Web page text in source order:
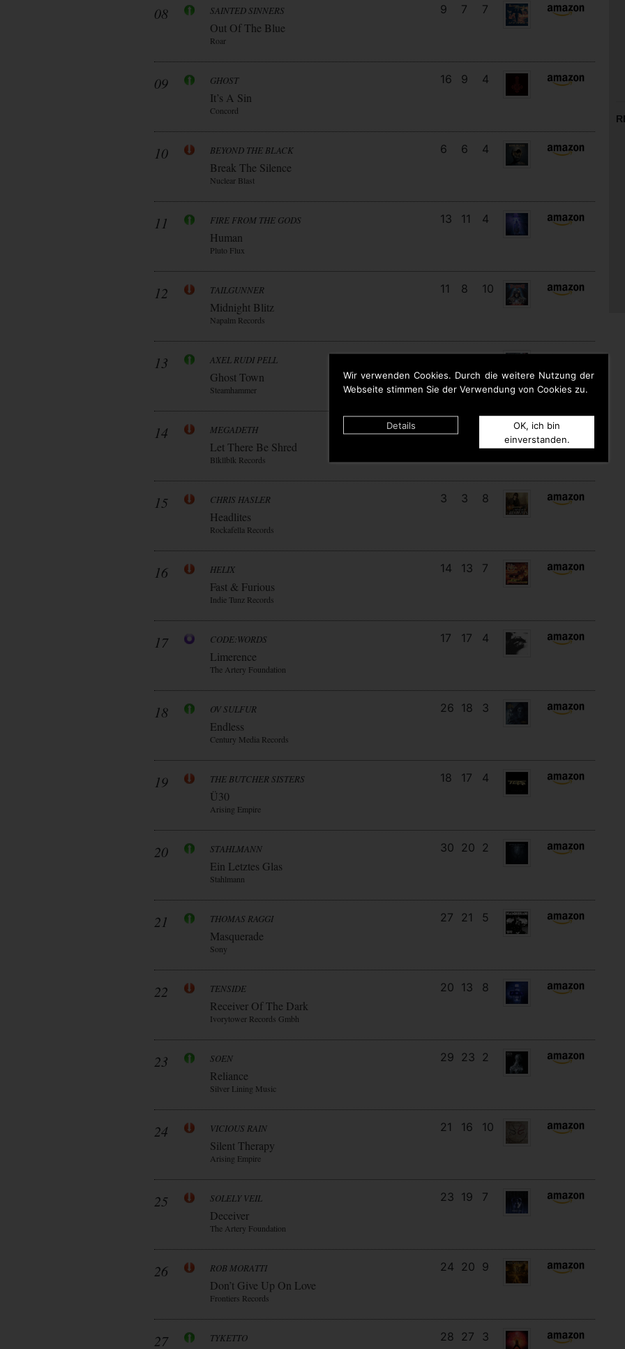
Wir verwenden Cookies. Durch die weitere Nutzung der
Webseite stimmen Sie der Verwendung von Cookies zu.
Details
OK, ich bin
einverstanden.
08 SAINTED SINNERS
Out Of The Blue
Roar
9 7 7
09 GHOST
It’s A Sin
Concord
16 9 4
10 BEYOND THE BLACK
Break The Silence
Nuclear Blast
6 6 4
11 FIRE FROM THE GODS
Human
Pluto Flux
13 11 4
12 TAILGUNNER
Midnight Blitz
Napalm Records
11 8 10
13 AXEL RUDI PELL
Ghost Town
Steamhammer
15 6 8
14 MEGADETH
Let There Be Shred
Blkllblk Records
15 CHRIS HASLER
Headlites
Rockafella Records
3 3 8
16 HELIX
Fast & Furious
Indie Tunz Records
14 13 7
17 CODE:WORDS
Limerence
The Artery Foundation
17 17 4
18 OV SULFUR
Endless
Century Media Records
26 18 3
19 THE BUTCHER SISTERS
Ü30
Arising Empire
18 17 4
20 STAHLMANN
Ein Letztes Glas
Stahlmann
30 20 2
21 THOMAS RAGGI
Masquerade
Sony
27 21 5
22 TENSIDE
Receiver Of The Dark
Ivorytower Records Gmbh
20 13 8
23 SOEN
Reliance
Silver Lining Music
29 23 2
24 VICIOUS RAIN
Silent Therapy
Arising Empire
21 16 10
25 SOLELY VEIL
Deceiver
The Artery Foundation
23 19 7
26 ROB MORATTI
Don’t Give Up On Love
Frontiers Records
24 20 9
27 TYKETTO 28 27 3